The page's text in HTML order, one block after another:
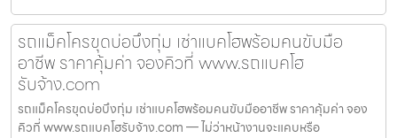
รถแม็คโครขุดบ่อบึงกุ่ม เช่าแบคโฮพร้อมคนขับมือ
อาชีพ ราคาคุ้มค่า จองคิวที่ www.รถแบคโฮ
รับจ้าง.com
รถแม็คโครขุดบ่อบึงกุ่ม เช่าแบคโฮพร้อมคนขับมืออาชีพ ราคาคุ้มค่า จอง
คิวที่ www.รถแบคโฮรับจ้าง.com — ไม่ว่าหน้างานจะแคบหรือ